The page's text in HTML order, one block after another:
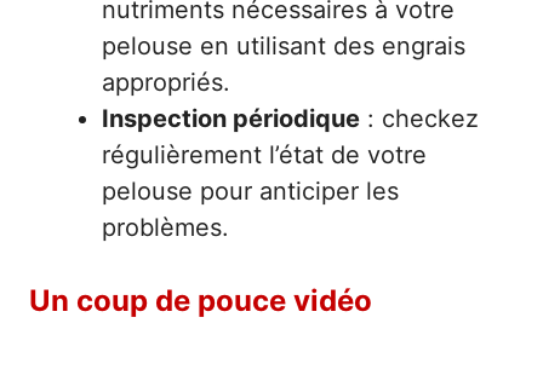
nutriments nécessaires à votre
pelouse en utilisant des engrais
appropriés.
Inspection périodique : checkez
régulièrement l’état de votre
pelouse pour anticiper les
problèmes.
Un coup de pouce vidéo